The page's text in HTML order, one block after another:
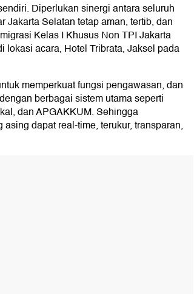
Diperlukan sinergi antara seluruh
Jakarta Selatan tetap aman, tertib, dan
Kelas I Khusus Non TPI Jakarta
lokasi acara, Hotel Tribrata, Jaksel pada
memperkuat fungsi pengawasan, dan
berbagai sistem utama seperti
dan APGAKKUM. Sehingga
dapat real-time, terukur, transparan,